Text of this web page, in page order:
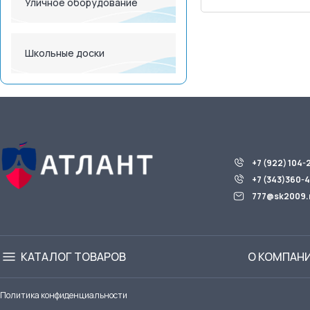
Школьные доски
+7 (922)
+7 (343)360-
КАТАЛОГ ТОВАРОВ О
Политика конфиденциальности